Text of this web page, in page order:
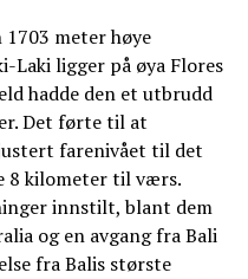
1703 meter høye
Laki ligger på øya Flores
hadde den et utbrudd
Det førte til at
farenivået til det
8 kilometer til værs.
innstilt, blant dem
og en avgang fra Bali
fra Balis største